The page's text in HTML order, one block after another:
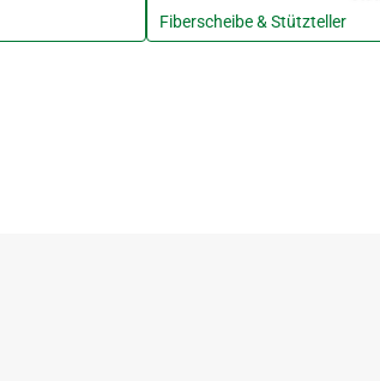
Fiberscheibe & Stützteller